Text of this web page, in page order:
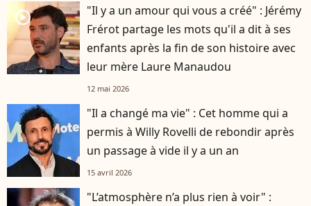
player2
"Il y a un amour qui vous a créé" : Jérémy
Frérot partage les mots qu'il a dit à ses
enfants après la fin de son histoire avec
leur mère Laure Manaudou
12 mai 2026
"Il a changé ma vie" : Cet homme qui a
permis à Willy Rovelli de rebondir après
un passage à vide il y a un an
15 avril 2026
"L’atmosphère n’a plus rien à voir" :